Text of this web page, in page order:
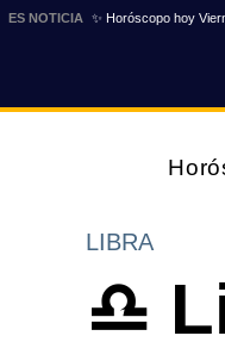
ES NOTICIA ✨ Horóscopo hoy
LIBRA
♎